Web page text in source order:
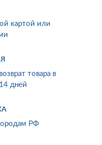
картой или
товара в
дней
РФ